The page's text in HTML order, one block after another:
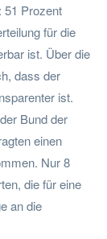
51 Prozent
für die
ist. Über die
dass der
ist.
Bund der
einen
Nur 8
die für eine
an die